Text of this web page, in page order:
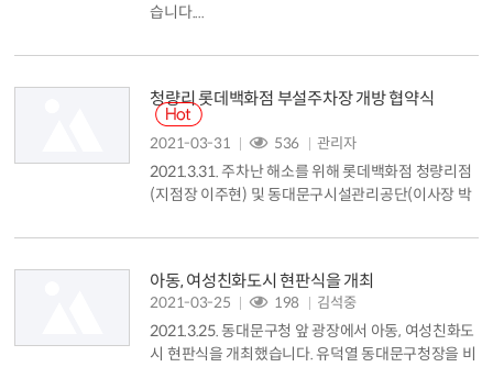
습니다....
청량리 롯데백화점 부설주차장 개방 협약식
2021-03-31 536 관리자
2021.3.31. 주차난 해소를 위해 롯데백화점 청량리점
(지점장 이주현) 및 동대문구시설관리공단(이사장 박
다. 유덕열 동대문구청장과 이주현 롯데백화점 청량리
역 주민의 주차 편의 증진을 위해 롯데백화점 부설주
차장 개방 협약을 체결했습니다. 협약 내용은 롯데백
화점 청량리점 부설주차장 7층 주차면 30면을 거주자
우선주차제로 운영, 동대문구시설관리공단이 개...
아동, 여성친화도시 현판식을 개최
2021-03-25 198 김석중
2021.3.25. 동대문구청 앞 광장에서 아동, 여성친화도
시 현판식을 개최했습니다. 유덕열 동대문구청장을 비